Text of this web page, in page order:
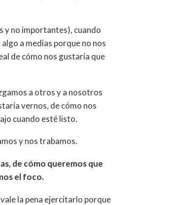
y no importantes), cuando
a medias porque no nos
de cómo nos gustaría que
a otros y a nosotros
vernos, de cómo nos
cuando esté listo.
y nos trabamos.
de cómo queremos que
el foco.
la pena ejercitarlo porque